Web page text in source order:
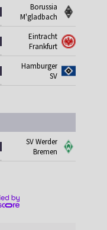
Borussia
M'gladbach
Eintracht
Frankfurt
Hamburger
SV
SV Werder
Bremen